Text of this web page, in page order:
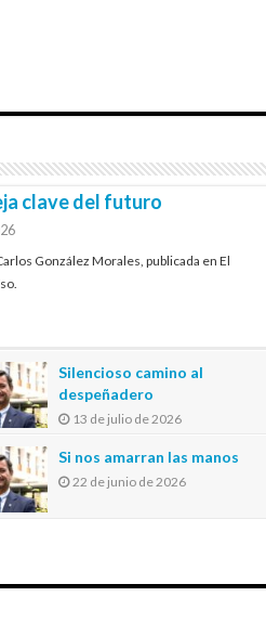
clave del futuro
González Morales, publicada en El
Silencioso camino al
despeñadero
13 de julio de 2026
Si nos amarran las manos
22 de junio de 2026